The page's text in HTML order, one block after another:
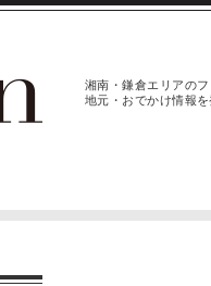
湘南・鎌倉エリアの
地元・おでかけ情報